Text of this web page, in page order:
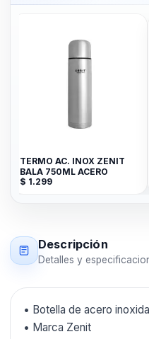
TERMO AC. INOX ZENIT
BALA 750ML ACERO
$ 1.299
Descripción
Detalles y
• Botella de acero
• Marca Zenit